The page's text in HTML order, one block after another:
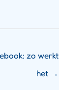
zo werkt
het →